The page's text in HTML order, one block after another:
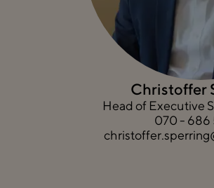
Christoffer
Head of Executive
070 - 686